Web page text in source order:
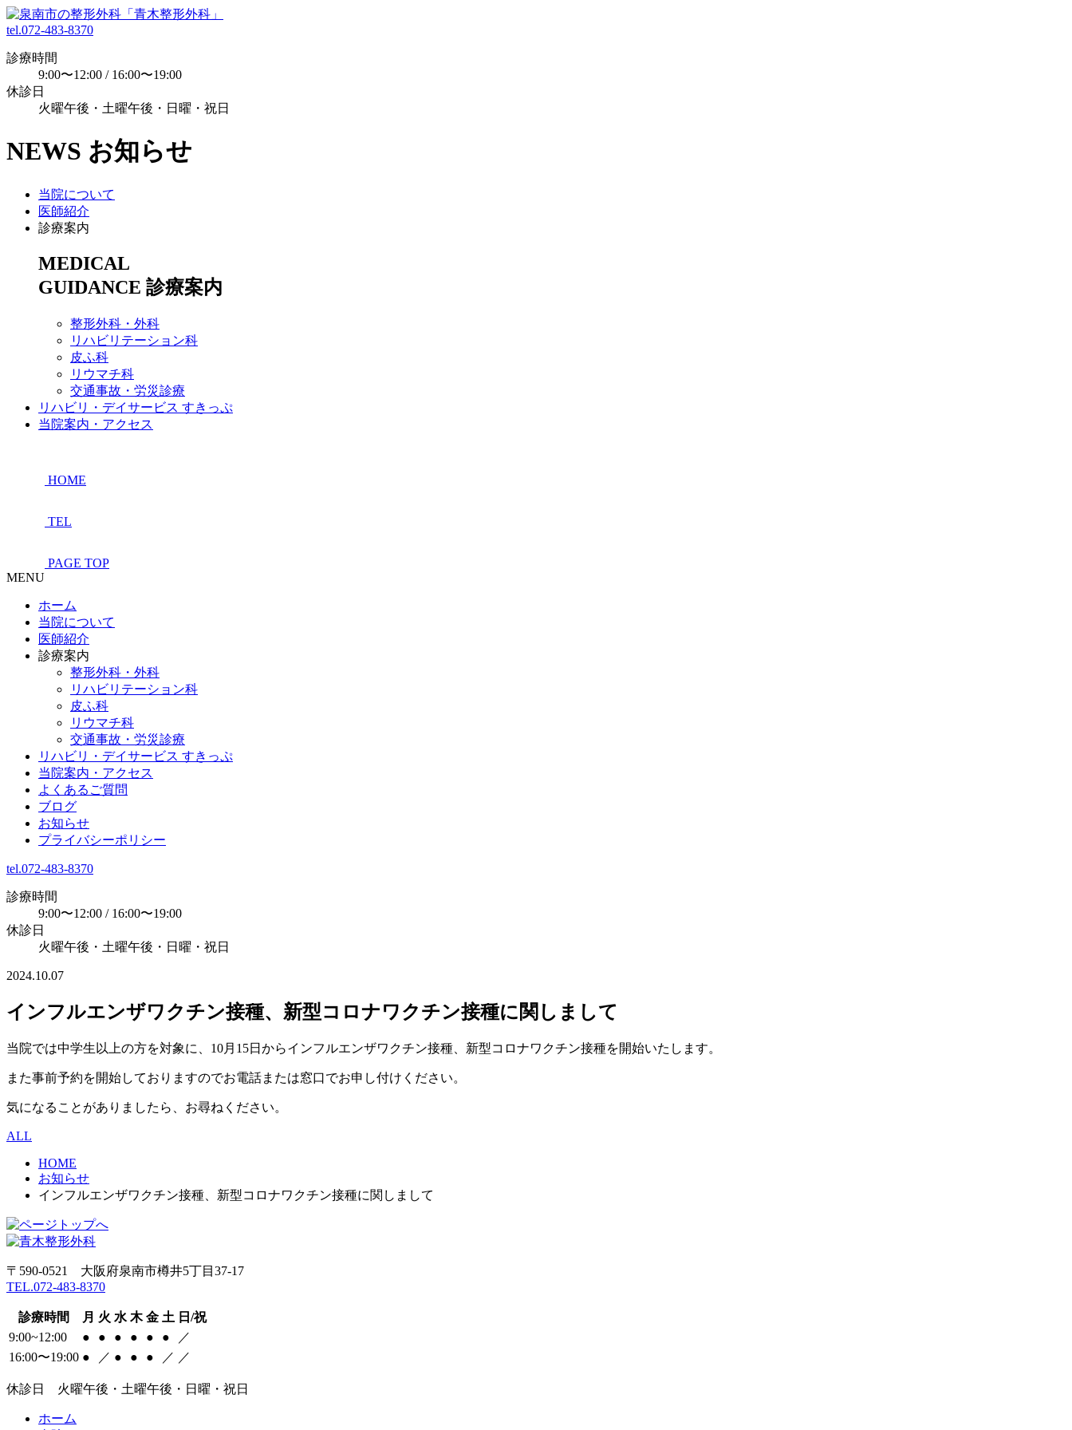
tel.072-483-8370
診療時間
9:00〜12:00 / 16:00〜19:00
休診日
火曜午後・土曜午後・日曜・祝日
NEWS お知らせ
当院について
医師紹介
診療案内
MEDICAL
GUIDANCE 診療案内
整形外科・外科
リハビリテーション科
皮ふ科
リウマチ科
交通事故・労災診療
リハビリ・デイサービス すきっぷ
当院案内・アクセス
HOME
TEL
PAGE TOP
MENU
ホーム
当院について
医師紹介
診療案内
整形外科・外科
リハビリテーション科
皮ふ科
リウマチ科
交通事故・労災診療
リハビリ・デイサービス すきっぷ
当院案内・アクセス
よくあるご質問
ブログ
お知らせ
プライバシーポリシー
tel.072-483-8370
診療時間
9:00〜12:00 / 16:00〜19:00
休診日
火曜午後・土曜午後・日曜・祝日
2024.10.07
インフルエンザワクチン接種、新型コロナワクチン接種に関しまして
当院では中学生以上の方を対象に、10月15日からインフルエンザワクチン接種、新型コロナワクチン接種を開始いたします。
また事前予約を開始しておりますのでお電話または窓口でお申し付けください。
気になることがありましたら、お尋ねください。
ALL
HOME
お知らせ
インフルエンザワクチン接種、新型コロナワクチン接種に関しまして
〒590-0521 大阪府泉南市樽井5丁目37-17
TEL.072-483-8370
診療時間 月 火 水 木 金 土 日/祝
9:00~12:00
● ● ● ● ● ●
／
16:00〜19:00 ● ／ ● ● ● ／ ／
休診日 火曜午後・土曜午後・日曜・祝日
ホーム